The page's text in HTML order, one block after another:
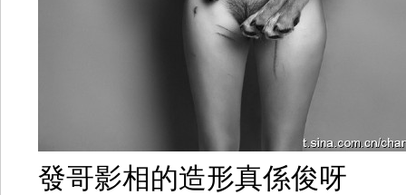
發哥影相的造形真係俊呀